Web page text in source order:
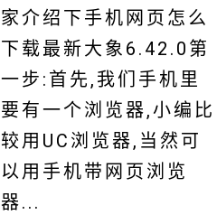
家介绍下手机网页怎么
下载最新大象6.42.0第
一步:首先,我们手机里
要有一个浏览器,小编比
较用UC浏览器,当然可
以用手机带网页浏览
器...